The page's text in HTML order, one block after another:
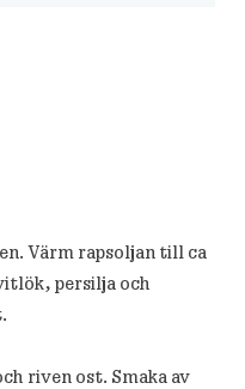
Värm rapsoljan till ca
persilja och
riven ost. Smaka av